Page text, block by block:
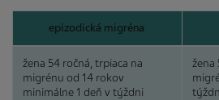
epizodická migréna
žena 54 ročná, trpiaca na
migrénu od 14 rokov
minimálne 1 deň v týždni
žena